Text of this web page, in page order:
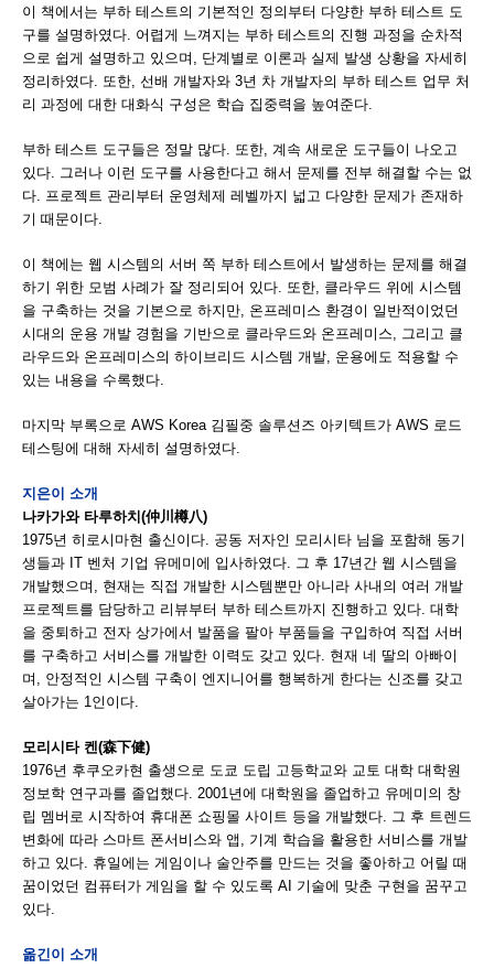
이 책에서는 부하 테스트의 기본적인 정의부터 다양한 부하 테스트 도
구를 설명하였다. 어렵게 느껴지는 부하 테스트의 진행 과정을 순차적
으로 쉽게 설명하고 있으며, 단계별로 이론과 실제 발생 상황을 자세히
정리하였다. 또한, 선배 개발자와 3년 차 개발자의 부하 테스트 업무 처
리 과정에 대한 대화식 구성은 학습 집중력을 높여준다.
부하 테스트 도구들은 정말 많다. 또한, 계속 새로운 도구들이 나오고
있다. 그러나 이런 도구를 사용한다고 해서 문제를 전부 해결할 수는 없
다. 프로젝트 관리부터 운영체제 레벨까지 넓고 다양한 문제가 존재하
기 때문이다.
이 책에는 웹 시스템의 서버 쪽 부하 테스트에서 발생하는 문제를 해결
하기 위한 모범 사례가 잘 정리되어 있다. 또한, 클라우드 위에 시스템
을 구축하는 것을 기본으로 하지만, 온프레미스 환경이 일반적이었던
시대의 운용 개발 경험을 기반으로 클라우드와 온프레미스, 그리고 클
라우드와 온프레미스의 하이브리드 시스템 개발, 운용에도 적용할 수
있는 내용을 수록했다.
마지막 부록으로 AWS Korea 김필중 솔루션즈 아키텍트가 AWS 로드
테스팅에 대해 자세히 설명하였다.
지은이 소개
나카가와 타루하치(仲川樽八)
1975년 히로시마현 출신이다. 공동 저자인 모리시타 님을 포함해 동기
생들과 IT 벤처 기업 유메미에 입사하였다. 그 후 17년간 웹 시스템을
개발했으며, 현재는 직접 개발한 시스템뿐만 아니라 사내의 여러 개발
프로젝트를 담당하고 리뷰부터 부하 테스트까지 진행하고 있다. 대학
을 중퇴하고 전자 상가에서 발품을 팔아 부품들을 구입하여 직접 서버
를 구축하고 서비스를 개발한 이력도 갖고 있다. 현재 네 딸의 아빠이
며, 안정적인 시스템 구축이 엔지니어를 행복하게 한다는 신조를 갖고
살아가는 1인이다.
모리시타 켄(森下健)
1976년 후쿠오카현 출생으로 도쿄 도립 고등학교와 교토 대학 대학원
정보학 연구과를 졸업했다. 2001년에 대학원을 졸업하고 유메미의 창
립 멤버로 시작하여 휴대폰 쇼핑몰 사이트 등을 개발했다. 그 후 트렌드
변화에 따라 스마트 폰서비스와 앱, 기계 학습을 활용한 서비스를 개발
하고 있다. 휴일에는 게임이나 술안주를 만드는 것을 좋아하고 어릴 때
꿈이었던 컴퓨터가 게임을 할 수 있도록 AI 기술에 맞춘 구현을 꿈꾸고
있다.
옮긴이 소개